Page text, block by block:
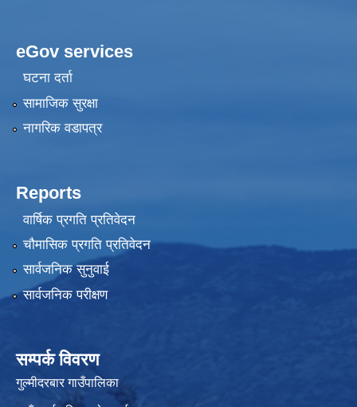
eGov services
घटना दर्ता
सामाजिक सुरक्षा
नागरिक वडापत्र
Reports
वार्षिक प्रगति प्रतिवेदन
चौमासिक प्रगति प्रतिवेदन
सार्वजनिक सुनुवाई
सार्वजनिक परीक्षण
सम्पर्क विवरण
गुल्मीदरबार गाउँपालिका